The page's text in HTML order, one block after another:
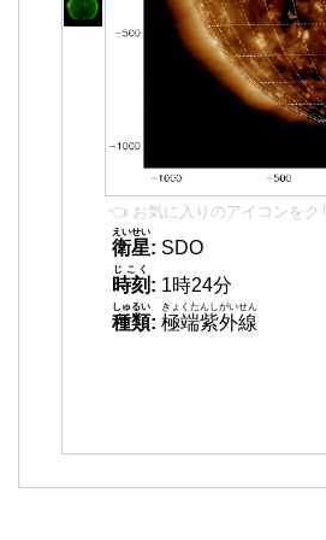
👈 お気に入りのアイコンをク
衛星
えいせい
: SDO
時刻
じこく
: 1時24分
種類
しゅるい
: 極端紫外線
きょくたんしがいせん